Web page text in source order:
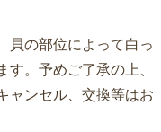
貝の部位によって白っ
。予めご了承の上、
ャンセル、交換等はお